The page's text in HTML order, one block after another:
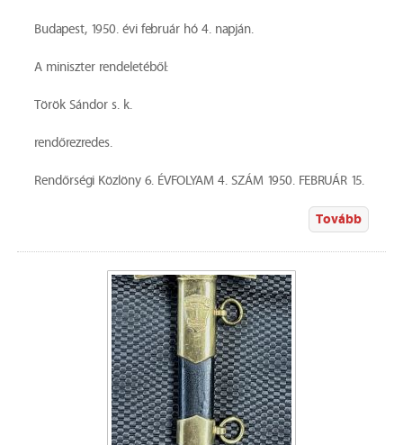
Budapest, 1950. évi február hó 4. napján.
A miniszter rendeletéből:
Török Sándor s. k.
rendőrezredes.
Rendőrségi Közlöny 6. ÉVFOLYAM 4. SZÁM 1950. FEBRUÁR 15.
Tovább